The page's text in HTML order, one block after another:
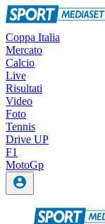
Coppa Italia
Mercato
Calcio
Live
Risultati
Video
Foto
Tennis
Drive UP
F1
MotoGp